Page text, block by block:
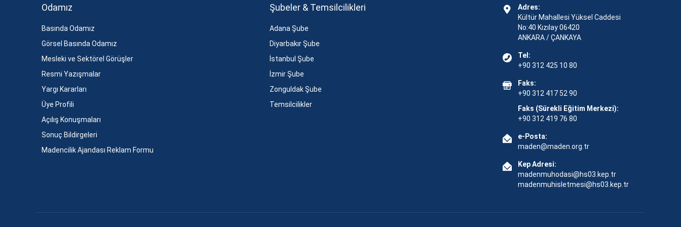
Odamız
Basında Odamız
Görsel Basında Odamız
Mesleki ve Sektörel Görüşler
Resmi Yazışmalar
Yargı Kararları
Üye Profili
Açılış Konuşmaları
Sonuç Bildirgeleri
Madencilik Ajandası Reklam Formu
Şubeler & Temsilcilikleri
Adana Şube
Diyarbakır Şube
İstanbul Şube
İzmir Şube
Zonguldak Şube
Temsilcilikler
Adres:
Kültür Mahallesi Yüksel Caddesi
No:40 Kızılay 06420
ANKARA / ÇANKAYA
Tel:
+90 312 425 10 80
Faks:
+90 312 417 52 90
Faks (Sürekli Eğitim Merkezi):
+90 312 419 76 80
e-Posta:
maden@maden.org.tr
Kep Adresi:
madenmuhodasi@hs03.kep.tr
madenmuhisletmesi@hs03.kep.tr